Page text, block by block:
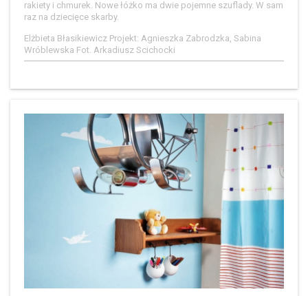
rakiety i chmurek. Nowe łóżko ma dwie pojemne szuflady. W sam
raz na dziecięce skarby.
Elżbieta Błasikiewicz Projekt: Agnieszka Zabrodzka, Sabina
Wróblewska Fot. Arkadiusz Scichocki